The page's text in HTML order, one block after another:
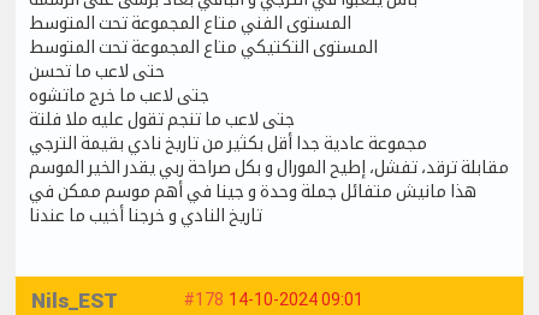
المستوى الفني متاع المجموعة تحت المتوسط
المستوى التكتيكي متاع المجموعة تحت المتوسط
حتى لاعب ما تحسن
جتى لاعب ما خرج ماتشوه
جتى لاعب ما تنجم تقول عليه ملا فلتة
مجموعة عادية جدا أقل بكثير من تاريخ نادي بقيمة الترجي
مقابلة ترقد، تفشل، إطيح المورال و بكل صراحة ربي يقدر الخير الموسم
هذا مانيش متفائل جملة وحدة و جينا في أهم موسم ممكن في
تاريخ النادي و خرجنا أخيب ما عندنا
#178 14-10-2024 09:01
Nils_EST